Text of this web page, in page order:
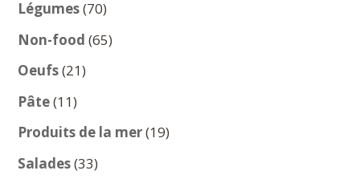
Légumes 7070
produits
Non-food 6565
Oeufs 2121
Pâte 1111
produits
Produits de la mer 1919
Salades 3333